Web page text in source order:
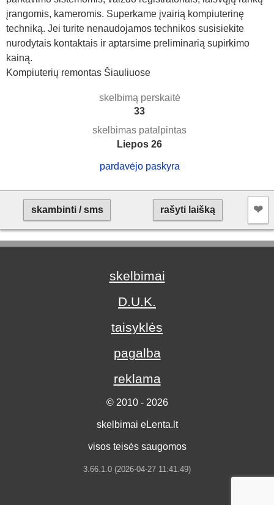
įrangomis, kameromis. Superkame įvairią kompiuterinę
techniką. Jei turite nenaudojamos technikos susisiekite
nurodytais kontaktais ir aptarsime preliminarią supirkimo
kainą.
Kompiuterių remontas Šiauliuose
skelbimą perskaitė
33
skelbimas patalpintas
Liepos 26
pardavėjo paskyra
skambinti / sms rašyti laišką ❤︎
skelbimai
D.U.K.
taisyklės
pagalba
reklama
© 2010 - 2026
skelbimai eLenta.lt
visos teisės saugomos
3.66.1.0 (2026-04-27 11:41:49)